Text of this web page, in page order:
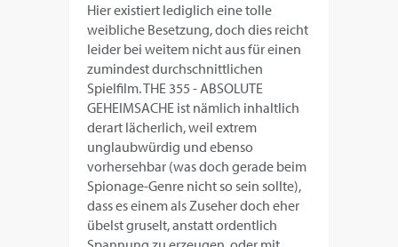
Hier existiert lediglich eine tolle
weibliche Besetzung, doch dies reicht
leider bei weitem nicht aus für einen
zumindest durchschnittlichen
Spielfilm. THE 355 - ABSOLUTE
GEHEIMSACHE ist nämlich inhaltlich
derart lächerlich, weil extrem
unglaubwürdig und ebenso
vorhersehbar (was doch gerade beim
Spionage-Genre nicht so sein sollte),
dass es einem als Zuseher doch eher
übelst gruselt, anstatt ordentlich